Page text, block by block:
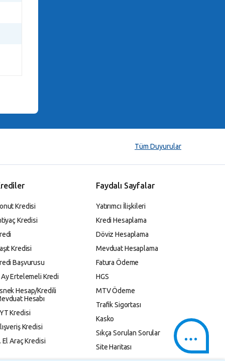
Tüm Duyurular
Kredisi
Kredisi
Kredisi
Başvurusu
Ertelemeli Kredi
Hesap/Kredili
Hesabı
Kredisi
Kredisi
El Araç Kredisi
Faydalı Sayfalar
Yatırımcı İlişkileri
Kredi Hesaplama
Döviz Hesaplama
Mevduat Hesaplama
Fatura Ödeme
HGS
MTV Ödeme
Trafik Sigortası
Kasko
Sıkça Sorulan Sorular
Site Haritası